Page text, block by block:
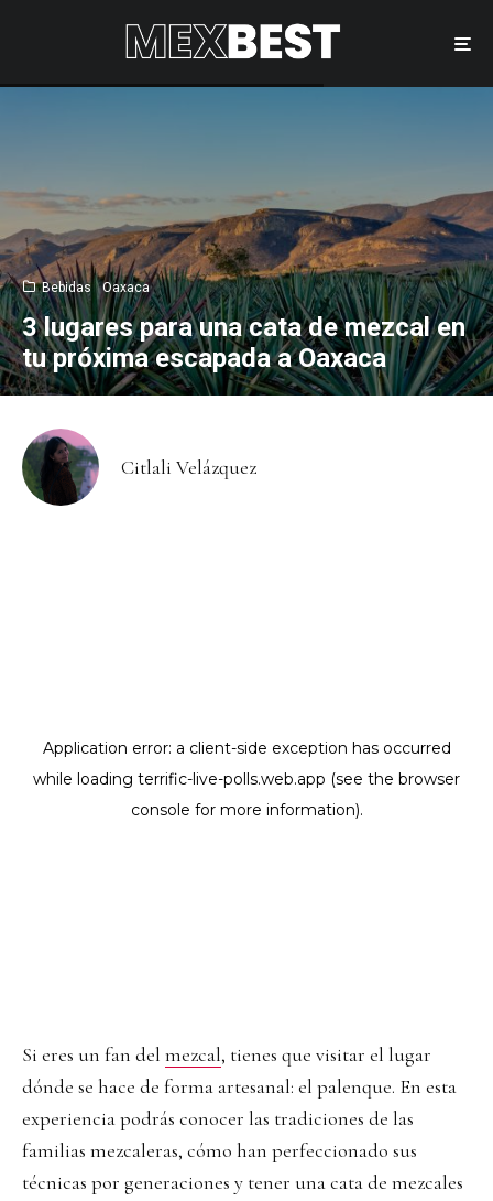
Bebidas Oaxaca
3 lugares para una cata de mezcal en
tu próxima escapada a Oaxaca
Citlali Velázquez
Si eres un fan del mezcal, tienes que visitar el lugar
dónde se hace de forma artesanal: el palenque. En esta
experiencia podrás conocer las tradiciones de las
familias mezcaleras, cómo han perfeccionado sus
técnicas por generaciones y tener una cata de mezcales